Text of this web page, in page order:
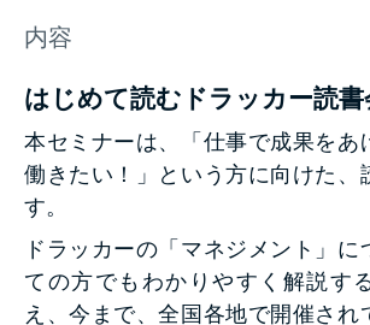
内容
はじめて読むドラッカー読
本セミナーは、「仕事で成果をあ
働きたい！」という方に向けた、
す。
ドラッカーの「マネジメント」に
ての方でもわかりやすく解説す
え、今まで、全国各地で開催され